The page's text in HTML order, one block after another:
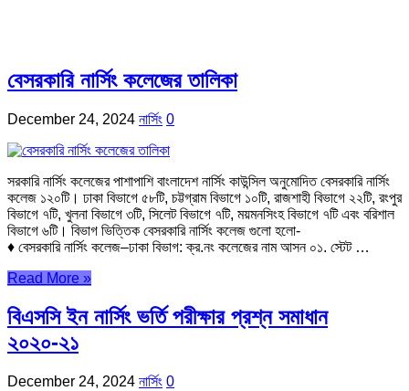
বেসরকারি নার্সিং কলেজের তালিকা
December 24, 2024 নার্সিং 0
সরকারি নার্সিং কলেজের পাশাপাশি বাংলাদেশ নার্সিং কাউন্সিল অনুমোদিত বেসরকারি নার্সিং
কলেজ ১২০টি। ঢাকা বিভাগে ৫৮টি, চট্টগ্রাম বিভাগে ১০টি, রাজশাহী বিভাগে ২২টি, রংপুর
বিভাগে ৭টি, খুলনা বিভাগে ৩টি, সিলেট বিভাগে ৭টি, ময়মনসিংহ বিভাগে ৭টি এবং বরিশাল
বিভাগে ৬টি। বিভাগ ভিত্তিক বেসরকারি নার্সিং কলেজ গুলো হলো-
♦ বেসরকারি নার্সিং কলেজ–ঢাকা বিভাগ: ক্র.নং কলেজের নাম আসন ০১. স্টেট …
Read More »
বিএসসি ইন নার্সিং ভর্তি পরীক্ষার প্রশ্ন সমাধান
২০২০-২১
December 24, 2024 নার্সিং 0